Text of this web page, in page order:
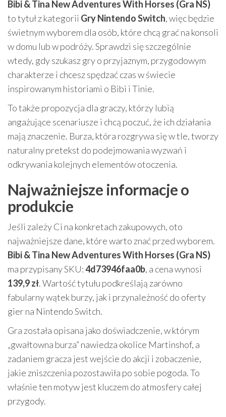
Bibi & Tina New Adventures With Horses (Gra NS)
to tytuł z kategorii Gry Nintendo Switch, więc będzie
świetnym wyborem dla osób, które chcą grać na konsoli
w domu lub w podróży. Sprawdzi się szczególnie
wtedy, gdy szukasz gry o przyjaznym, przygodowym
charakterze i chcesz spędzać czas w świecie
inspirowanym historiami o Bibi i Tinie.
To także propozycja dla graczy, którzy lubią
angażujące scenariusze i chcą poczuć, że ich działania
mają znaczenie. Burza, która rozgrywa się w tle, tworzy
naturalny pretekst do podejmowania wyzwań i
odkrywania kolejnych elementów otoczenia.
Najważniejsze informacje o
produkcie
Jeśli zależy Ci na konkretach zakupowych, oto
najważniejsze dane, które warto znać przed wyborem.
Bibi & Tina New Adventures With Horses (Gra NS)
ma przypisany SKU:4d73946faa0b, a cena wynosi
139,9 zł. Wartość tytułu podkreślają zarówno
fabularny wątek burzy, jak i przynależność do oferty
gier na Nintendo Switch.
Gra została opisana jako doświadczenie, w którym
„gwałtowna burza” nawiedza okolice Martinshof, a
zadaniem gracza jest wejście do akcji i zobaczenie,
jakie zniszczenia pozostawiła po sobie pogoda. To
właśnie ten motyw jest kluczem do atmosfery całej
przygody.